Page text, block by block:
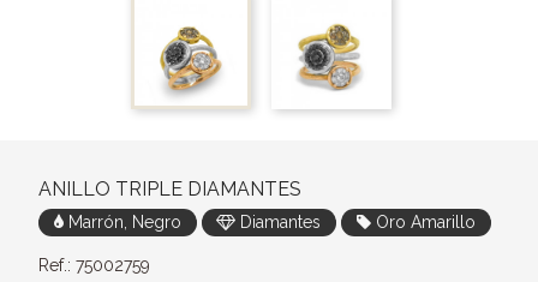
ANILLO TRIPLE DIAMANTES
Marrón, Negro Diamantes Oro Amarillo
Ref.: 75002759